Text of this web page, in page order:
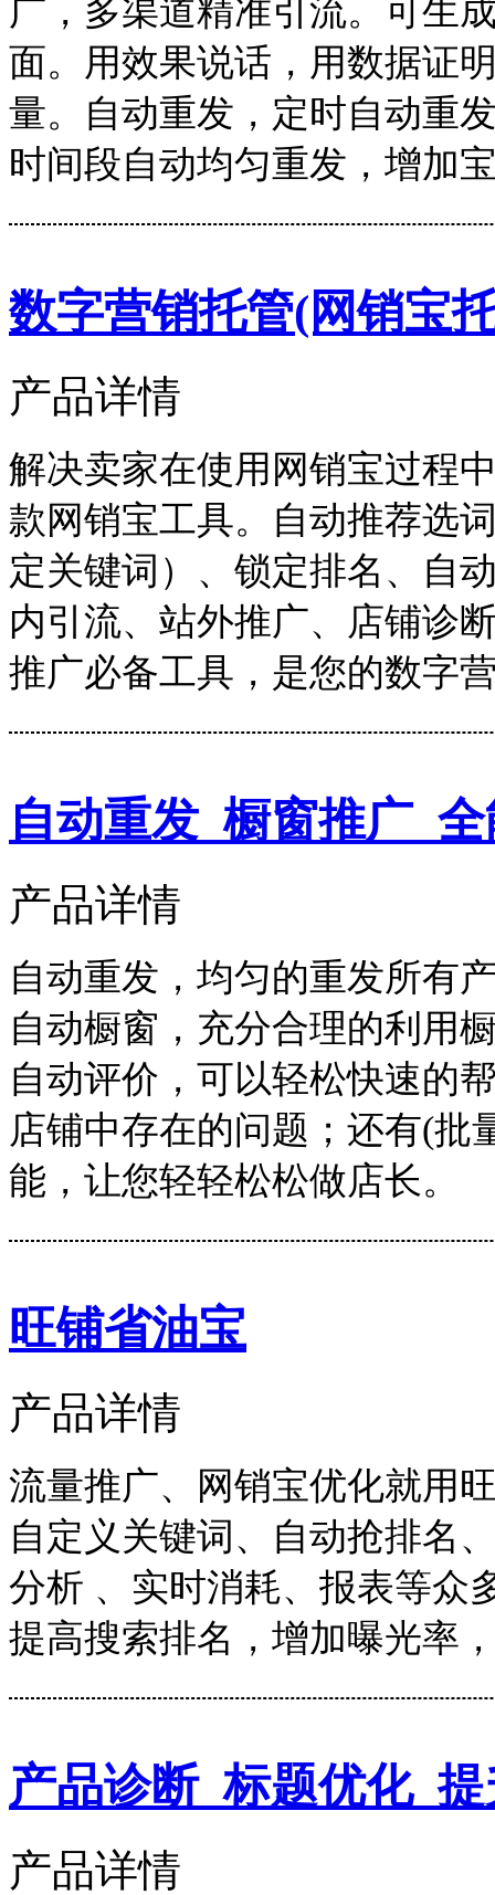
广，多渠道精准引流。可生
面。用效果说话，用数据证
量。自动重发，定时自动重
时间段自动均匀重发，增加
数字营销托管(网销宝
产品详情
解决卖家在使用网销宝过程
款网销宝工具。自动推荐选
定关键词）、锁定排名、自
内引流、站外推广、店铺诊
推广必备工具，是您的数字
自动重发_橱窗推广_
产品详情
自动重发，均匀的重发所有
自动橱窗，充分合理的利用
自动评价，可以轻松快速的
店铺中存在的问题；还有(批
能，让您轻轻松松做店长。
旺铺省油宝
产品详情
流量推广、网销宝优化就用
自定义关键词、自动抢排名
分析 、实时消耗、报表等众
提高搜索排名，增加曝光率
产品诊断_标题优化_
产品详情